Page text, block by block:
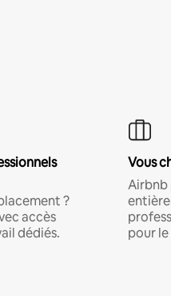
?
accès
dédiés.
Vous
Airbnb
pour